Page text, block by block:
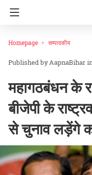
Homepage सम्पादकीय
AapnaBihar
महागठबंधन के
बीजेपी के
से चुनाव लड़ेंगे